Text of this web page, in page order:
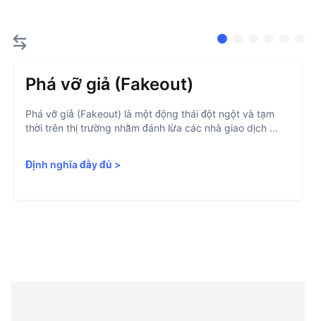
Phá vỡ giả (Fakeout)
Phá vỡ giả (Fakeout) là một động thái đột ngột và tạm
thời trên thị trường nhằm đánh lừa các nhà giao dịch ...
Định nghĩa đầy đủ >